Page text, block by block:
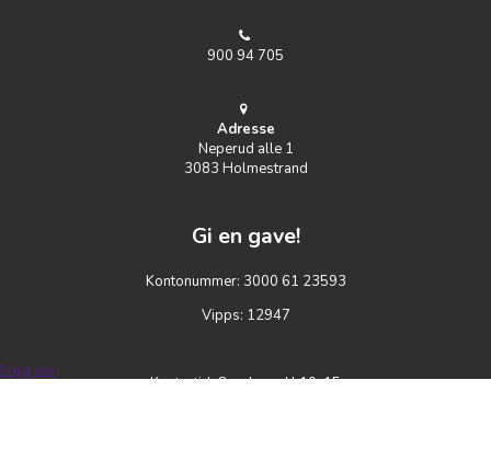
900 94 705
Adresse
Neperud alle 1
3083 Holmestrand
Gi en gave!
Kontonummer: 3000 61 23593
Vipps: 12947
Kontortid: Onsdager kl 10-15
Logg inn